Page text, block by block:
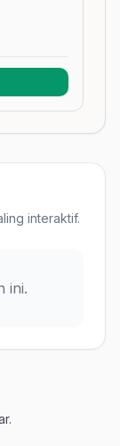
baru)
interaktif.
ini.